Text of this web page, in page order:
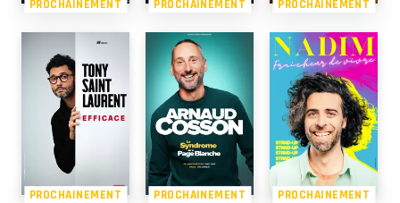
PROCHAINEMENT PROCHAINEMENT PROCHAINEMENT
PROCHAINEMENT PROCHAINEMENT PROCHAINEMENT